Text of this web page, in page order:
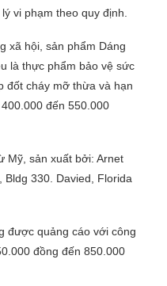
vi phạm theo quy định.
xã hội, sản phẩm Dáng
là thực phẩm bảo vệ sức
đốt cháy mỡ thừa và hạn
đến 550.000
Mỹ, sản xuất bởi: Arnet
Bldg 330. Davied, Florida
được quảng cáo với công
đồng đến 850.000